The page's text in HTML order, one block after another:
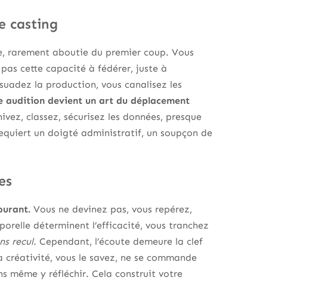
casting
rarement aboutie du premier coup. Vous
cette capacité à fédérer, juste à
la production, vous canalisez les
audition devient un art du déplacement
classez, sécurisez les données, presque
un doigté administratif, un soupçon de
Vous ne devinez pas, vous repérez,
déterminent l’efficacité, vous tranchez
recul. Cependant, l’écoute demeure la clef
vous le savez, ne se commande
même y réfléchir. Cela construit votre